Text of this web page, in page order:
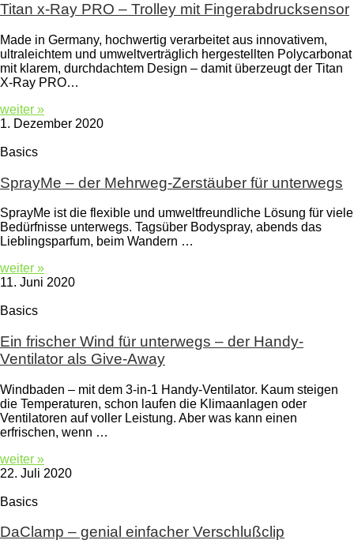
Titan x-Ray PRO – Trolley mit Fingerabdrucksensor
Made in Germany, hochwertig verarbeitet aus innovativem,
ultraleichtem und umweltverträglich hergestellten Polycarbonat
mit klarem, durchdachtem Design – damit überzeugt der Titan
X-Ray PRO…
weiter »
1. Dezember 2020
Basics
SprayMe – der Mehrweg-Zerstäuber für unterwegs
SprayMe ist die flexible und umweltfreundliche Lösung für viele
Bedürfnisse unterwegs. Tagsüber Bodyspray, abends das
Lieblingsparfum, beim Wandern …
weiter »
11. Juni 2020
Basics
Ein frischer Wind für unterwegs – der Handy-
Ventilator als Give-Away
Windbaden – mit dem 3-in-1 Handy-Ventilator. Kaum steigen
die Temperaturen, schon laufen die Klimaanlagen oder
Ventilatoren auf voller Leistung. Aber was kann einen
erfrischen, wenn …
weiter »
22. Juli 2020
Basics
DaClamp – genial einfacher Verschlußclip